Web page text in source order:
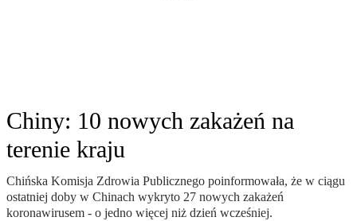
Chiny: 10 nowych zakażeń na
terenie kraju
Chińska Komisja Zdrowia Publicznego poinformowała, że w ciągu
ostatniej doby w Chinach wykryto 27 nowych zakażeń
koronawirusem - o jedno więcej niż dzień wcześniej.